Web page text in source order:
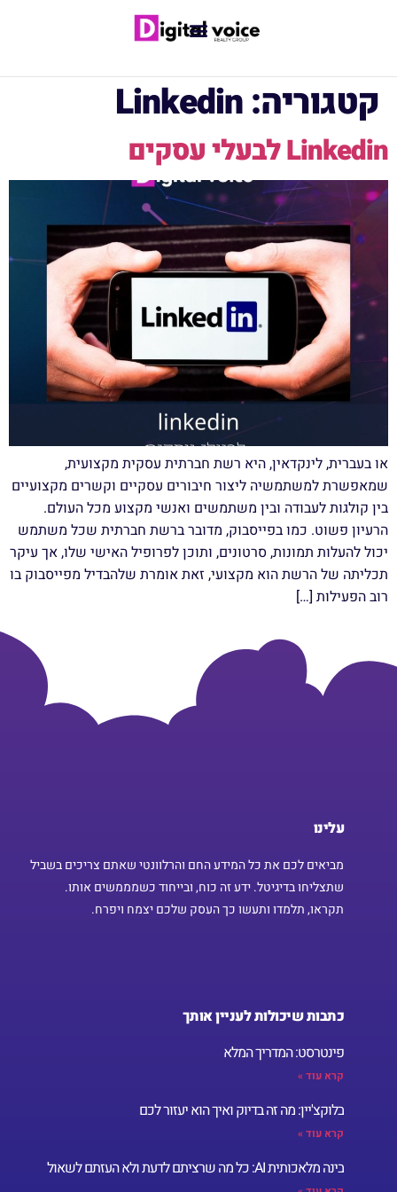
קטגוריה:Linkedin
Linkedin לבעלי עסקים
או בעברית, לינקדאין, היא רשת חברתית עסקית מקצועית,
שמאפשרת למשתמשיה ליצור חיבורים עסקיים וקשרים מקצועיים
בין קולגות לעבודה ובין משתמשים ואנשי מקצוע מכל העולם.
הרעיון פשוט. כמו בפייסבוק, מדובר ברשת חברתית שכל משתמש
יכול להעלות תמונות, סרטונים, ותוכן לפרופיל האישי שלו, אך עיקר
תכליתה של הרשת הוא מקצועי, זאת אומרת שלהבדיל מפייסבוק בו
רוב הפעילות […]
עלינו
מביאים לכם את כל המידע החם והרלוונטי שאתם צריכים בשביל
שתצליחו בדיגיטל. ידע זה כוח, ובייחוד כשמממשים אותו.
תקראו, תלמדו ותעשו כך העסק שלכם יצמח ויפרח.
כתבות שיכולות לעניין אותך
פינטרסט: המדריך המלא
קרא עוד »
בלוקצ'יין: מה זה בדיוק ואיך הוא יעזור לכם
קרא עוד »
בינה מלאכותית AI: כל מה שרציתם לדעת ולא העזתם לשאול